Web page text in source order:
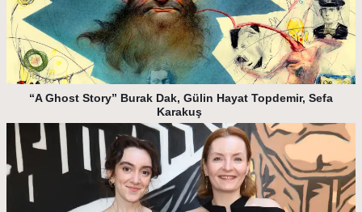
“A Ghost Story” Burak Dak, Gülin Hayat Topdemir, Sefa
Karakuş